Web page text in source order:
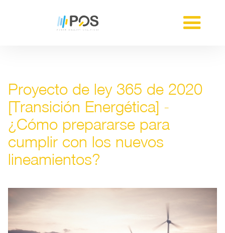
Proyecto de ley 365 de 2020
[Transición Energética] -
¿Cómo prepararse para
cumplir con los nuevos
lineamientos?